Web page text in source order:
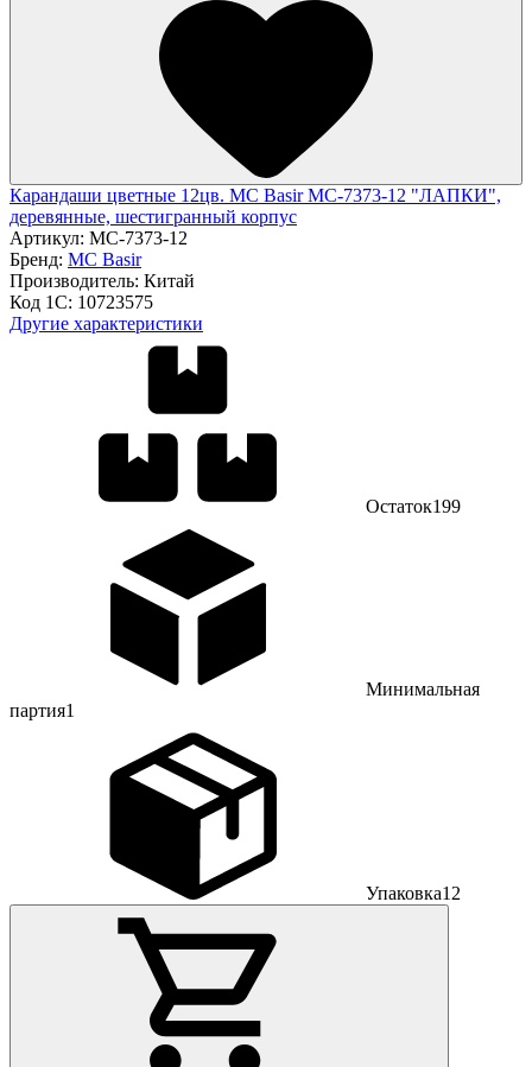
Карандаши цветные 12цв. MC Basir МС-7373-12 "ЛАПКИ",
деревянные, шестигранный корпус
Артикул: МС-7373-12
Бренд: MC Basir
Производитель: Китай
Код 1С: 10723575
Другие характеристики
Остаток199
Минимальная
партия1
Упаковка12